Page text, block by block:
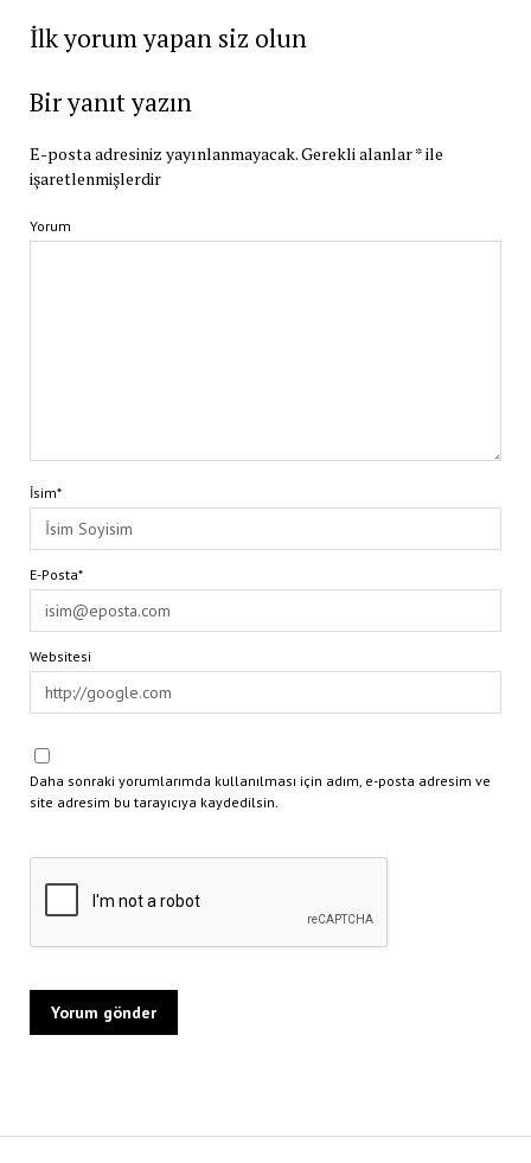
İlk yorum yapan siz olun
Bir yanıt yazın
E-posta adresiniz yayınlanmayacak.Gerekli alanlar*ile
işaretlenmişlerdir
Yorum
İsim*
E-Posta*
Websitesi
Daha sonraki yorumlarımda kullanılması için adım, e-posta adresim ve
site adresim bu tarayıcıya kaydedilsin.